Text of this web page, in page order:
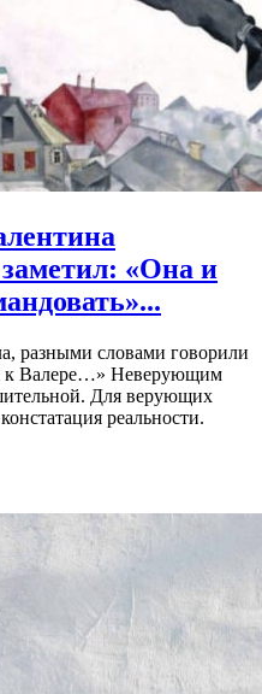
«Она и
разными словами говорили
к Валере…» Неверующим
Для верующих
реальности.